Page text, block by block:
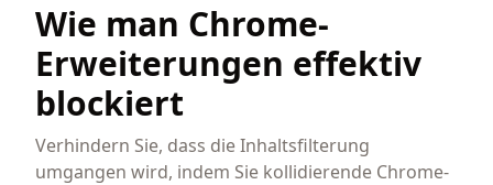
Wie man Chrome-
Erweiterungen effektiv
blockiert
Verhindern Sie, dass die Inhaltsfilterung
umgangen wird, indem Sie kollidierende Chrome-